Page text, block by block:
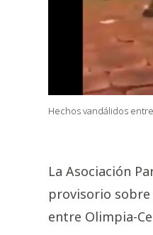
Hechos vandálidos
La Asociación
provisorio sobre
entre Olimpia-